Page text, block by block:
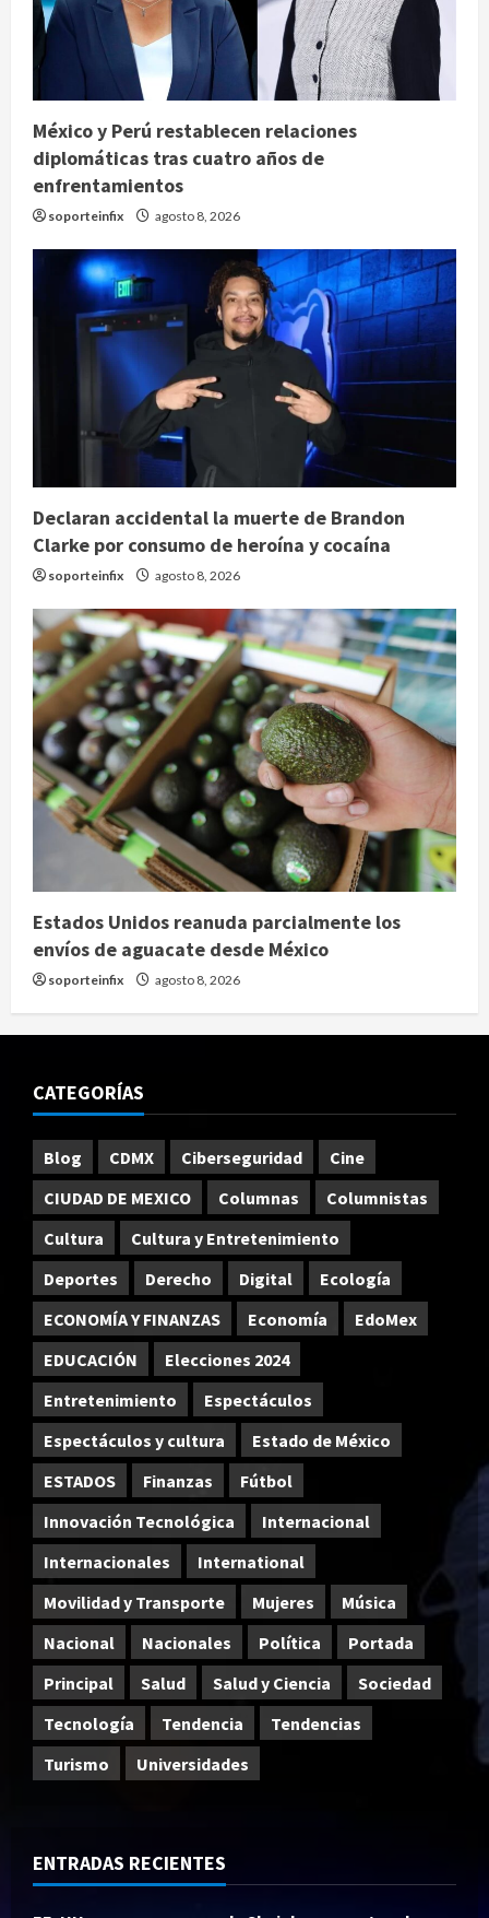
México y Perú restablecen relaciones
diplomáticas tras cuatro años de
enfrentamientos
soporteinfix agosto 8, 2026
Declaran accidental la muerte de Brandon
Clarke por consumo de heroína y cocaína
soporteinfix agosto 8, 2026
Estados Unidos reanuda parcialmente los
envíos de aguacate desde México
soporteinfix agosto 8, 2026
CATEGORÍAS
Blog CDMX Ciberseguridad
Cine
CIUDAD DE MEXICO
Columnas
Columnistas
Cultura
Cultura y Entretenimiento
Deportes
Derecho Digital
Ecología
ECONOMÍA Y FINANZAS
Economía
EdoMex
EDUCACIÓN
Elecciones 2024
Entretenimiento
Espectáculos
Espectáculos y cultura
Estado de México
ESTADOS
Finanzas
Fútbol
Innovación Tecnológica
Internacional
Internacionales
International
Movilidad y Transporte
Mujeres
Música
Nacional
Nacionales Política
Portada
Principal
Salud Salud y Ciencia
Sociedad
Tecnología
Tendencia
Tendencias
Turismo
Universidades
ENTRADAS RECIENTES